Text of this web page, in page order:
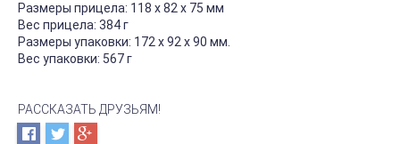
Размеры прицела: 118 х 82 х 75 мм
Вес прицела: 384 г
Размеры упаковки: 172 x 92 x 90 мм.
Вес упаковки: 567 г
РАССКАЗАТЬ ДРУЗЬЯМ!